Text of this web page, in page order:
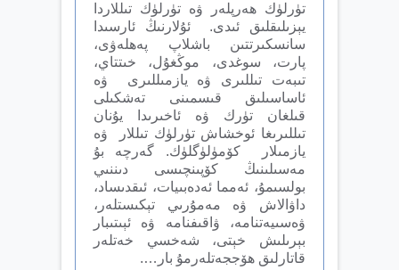
تۈرلۈك ھەرپلەر ۋە تۈرلۈك تىللاردا
يېزىلىقلىق ئىدى. ئۇلارنىڭ ئارسىدا
سانسكىرتتىن باشلاپ پەھلەۋى،
پارت، سوغدى، موڭغۇل، خىتتاي،
تىبەت تىللىرى ۋە يازمىللىرى ۋە
ئاساسىلىق قىسمىنى تەشكىلى
قىلغان تۈرك ۋە ئاخىرىدا يۇنان
تىللىرىغا ئوخشاش تۈرلۈك تىللار ۋە
يازمىلار كۆمۈلۈگلۈك. گەرچە بۇ
مەسىلىنىڭ كۆپىنچىسى دىننىي
بولسىمۇ، ئەمما ئەدەبىيات، ئىقدىساد،
داۋالاش ۋە مەمۇرىي تېكىستلەر،
ۋەسىيەتنامە، ۋاقىفنامە ۋە ئېىتىبار
بېرىلىش خېتى، شەخسي خەتلەر
قاتارلىق ھۆججەتلەرمۇ بار….